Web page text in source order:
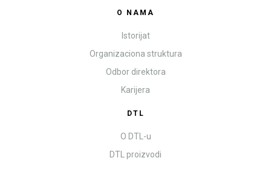
O NAMA
Istorijat
Organizaciona struktura
Odbor direktora
Karijera
DTL
O DTL-u
DTL proizvodi